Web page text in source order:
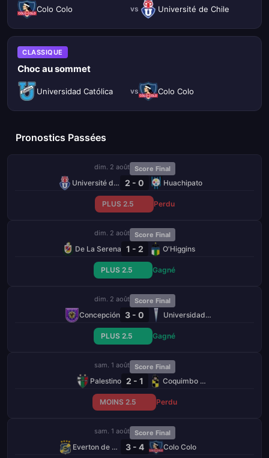
Colo Colo vs Université de Chile
CLASSIQUE
Choc au sommet
Universidad Católica vs Colo Colo
Pronostics Passées
dim. 2 août Score Final
Université de Chile 2 - 0 Huachipato
PLUS 2.5 Perdu
dim. 2 août Score Final
De La Serena 1 - 2 O'Higgins
PLUS 2.5 Gagné
dim. 2 août Score Final
Concepción 3 - 0 Universidad Católica
PLUS 2.5 Gagné
sam. 1 août Score Final
Palestino 2 - 1 Coquimbo Unido
MOINS 2.5 Perdu
sam. 1 août Score Final
Everton de Vina 3 - 4 Colo Colo